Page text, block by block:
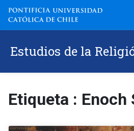
Estudios de la
Etiqueta : Enoch